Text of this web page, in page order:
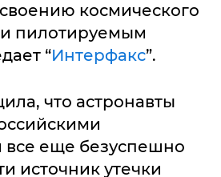
космического
и пилотируемым
“Интерфакс”.
что астронавты
все еще безуспешно
источник утечки